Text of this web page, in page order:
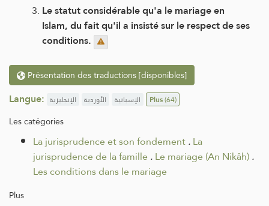
Le statut considérable qu'a le mariage en
Islam, du fait qu'il a insisté sur le respect de ses
conditions.
Présentation des traductions [disponibles]
Langue: الإنجليزية الأوردية الإسبانية Plus(64)
Les catégories
La jurisprudence et son fondement.La
jurisprudence de la famille .Le mariage (An Nikâh).
Les conditions dans le mariage
Plus